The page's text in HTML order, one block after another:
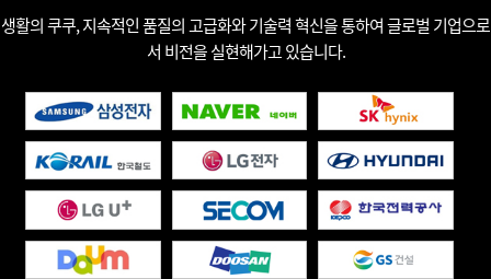
생활의 쿠쿠, 지속적인 품질의 고급화와 기술력 혁신을 통하여 글로벌 기업으로
서 비전을 실현해가고 있습니다.